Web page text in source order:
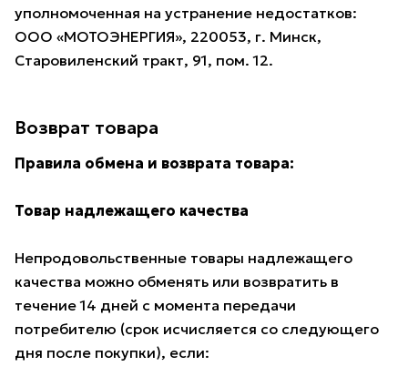
уполномоченная на устранение недостатков:
ООО «МОТОЭНЕРГИЯ», 220053, г. Минск,
Старовиленский тракт, 91, пом. 12.
Возврат товара
Правила обмена и возврата товара:
Товар надлежащего качества
Непродовольственные товары надлежащего
качества можно обменять или возвратить в
течение 14 дней с момента передачи
потребителю (срок исчисляется со следующего
дня после покупки), если: